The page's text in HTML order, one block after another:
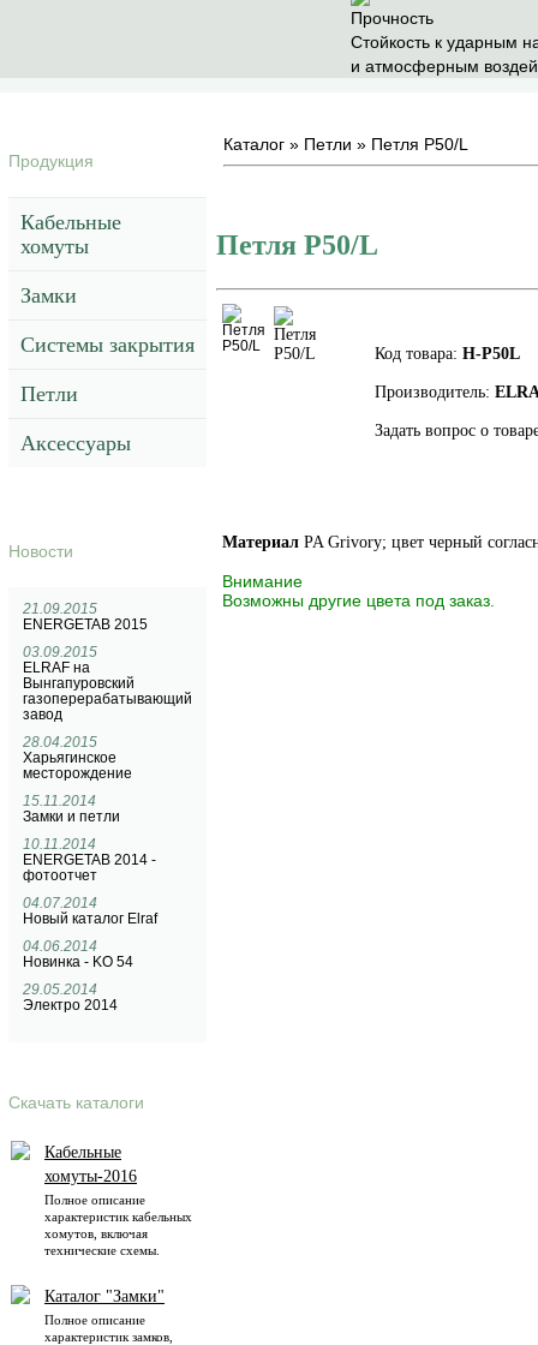
Прочность
Cтойкость к ударным
и атмосферным
Продукция
Кабельные
хомуты
Замки
Системы закрытия
Петли
Аксессуары
Новости
21.09.2015
ENERGETAB 2015
03.09.2015
ELRAF на
Вынгапуровский
газоперерабатывающий
завод
28.04.2015
Харьягинское
месторождение
15.11.2014
Замки и петли
10.11.2014
ENERGETAB 2014 -
фотоотчет
04.07.2014
Новый каталог Elraf
04.06.2014
Новинка - KO 54
29.05.2014
Электро 2014
Скачать каталоги
Кабельные
хомуты-2016
Полное описание
характеристик кабельных
хомутов, включая
технические схемы.
Каталог "Замки"
Полное описание
характеристик замков,
Каталог » Петли » Петля P50/L
Петля P50/L
Код товара: H-P50L
Производитель:
Задать вопрос о
Материал PA Grivory; цвет черный
Внимание
Возможны другие цвета под заказ.